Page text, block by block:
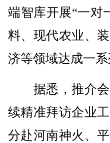
端智库开展“一对
料、现代农业、
济等领域达成一系
据悉，推介会
续精准拜访企业
分赴河南神火、